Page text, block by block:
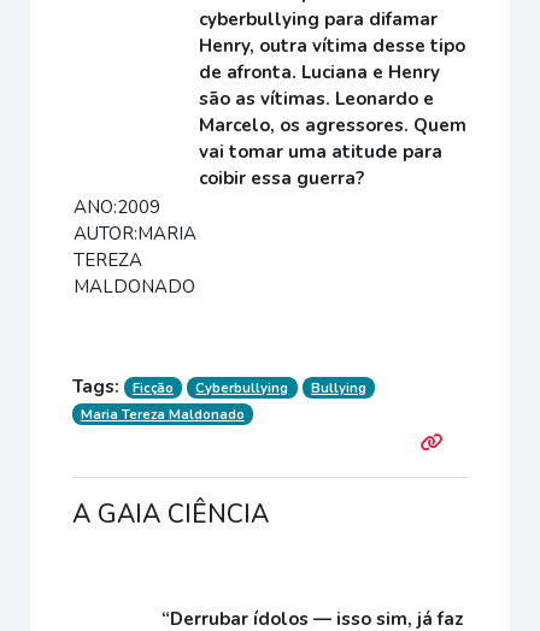
cyberbullying para difamar
Henry, outra vítima desse tipo
de afronta. Luciana e Henry
são as vítimas. Leonardo e
Marcelo, os agressores. Quem
vai tomar uma atitude para
coibir essa guerra?
ANO:2009
AUTOR:MARIA
TEREZA
MALDONADO
Tags: Ficção Cyberbullying
Bullying
Maria Tereza Maldonado
A GAIA CIÊNCIA
“Derrubar ídolos — isso sim, já faz